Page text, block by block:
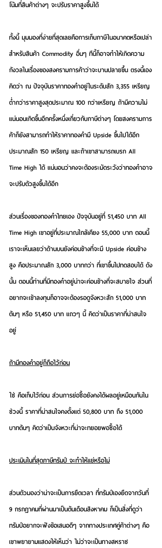
โน้มที่สินค้าต่างๆ จะปรับราคาสูงขึ้นได้
ทั้งนี้ มุมมองที่ง่ายที่สุดเลยคือการเก็บภาษีในอนาคตหรือเปล่า
สำหรับสินค้า Commodity อื่นๆ ทีนี้ก็อาจทำให้เกิดความ
กังวลในเรื่องของสงครามการค้าว่าจะบานปลายขึ้น ตรงนี้เอง
คิดว่า ณ ปัจจุบันราคาทองคำอยู่ในระดับสัก 3,355 เหรียญ
ต่ำกว่าราคาสูงสุดประมาณ 100 กว่าเหรียญ ถ้ามีความไม่
แน่นอนเกิดขึ้นอีกครั้งหนึ่งเกี่ยวกับภาษีต่างๆ โดยสงครามการ
ค้าก็ยังสามารถทำให้ราคาทองคำมี Upside ขึ้นไปได้อีก
ประมาณสัก 150 เหรียญ และถ้าเขาสามารถเบรก All
Time High ได้ แน่นอนว่าคงจะต้องระมัดระวังว่าทองคำอาจ
จะปรับตัวสูงขึ้นได้อีก
ส่วนเรื่องของทองคำไทยเอง ปัจจุบันอยู่ที่ 51,450 บาท All
Time High เขาอยู่ที่ประมาณใกล้เคียง 55,000 บาท ตอนนี้
เราจะเห็นเลยว่าด้านบนยังค่อนข้างที่จะมี Upside ค่อนข้าง
สูง คือประมาณสัก 3,000 บาทกว่า ที่เขาขึ้นไปทดสอบได้ ดัง
นั้น ตอนนี้ท่านที่มีทองคำอยู่น่าจะค่อนข้างที่จะสบายใจ ส่วนที่
อยากจะเข้าลงทุนก็อาจจะต้องรอดูจังหวะสัก 51,000 บาท
ต้นๆ หรือ 51,450 บาท แถวๆ นี้ คิดว่าเป็นราคาที่น่าสนใจ
อยู่
ถ้ามีทองคำอยู่ก็ถือไว้ก่อน
ใช่ คือเก็บไว้ก่อน ส่วนการย่อซื้อยังคงได้ผลอยู่เหมือนกันใน
ช่วงนี้ ราคาที่น่าสนใจคงตั้งแต่ 50,800 บาท ถึง 51,000
บาทต้นๆ คิดว่าเป็นจังหวะที่น่าจะทยอยพอซื้อได้
ประเมินในที่สุดภาษีทรัมป์ จะทำให้แย่หรือไม่
ส่วนตัวมองว่าน่าจะเป็นการยืดเวลา ที่ทรัมป์เองยืดจากวันที่
9 กรกฎาคมที่ผ่านมาเป็นต้นเดือนสิงหาคม ก็เป็นสิ่งที่ดูว่า
ทรัมป์อยากจะฟังข้อเสนอดีๆ จากทางประเทศคู่ค้าต่างๆ คือ
เขาพยายามแสดงให้เห็นว่า ไม่ว่าจะเป็นทางสหราช